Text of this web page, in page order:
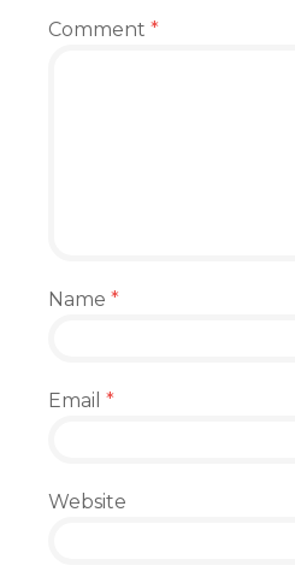
Comment *
Name *
Email *
Website